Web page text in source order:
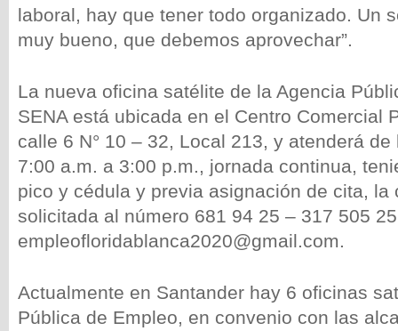
laboral, hay que tener todo organizado. Un
muy bueno, que debemos aprovechar”.
La nueva oficina satélite de la Agencia
SENA está ubicada en el Centro Comercial
calle 6 N° 10 – 32, Local 213, y atenderá
7:00 a.m. a 3:00 p.m., jornada continua,
pico y cédula y previa asignación de cita, la
solicitada al número 681 94 25 – 317 505
empleofloridablanca2020@gmail.com.
Actualmente en Santander hay 6 oficinas
Pública de Empleo, en convenio con las